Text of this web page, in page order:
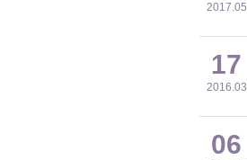
2017.05
17
2016.03
06